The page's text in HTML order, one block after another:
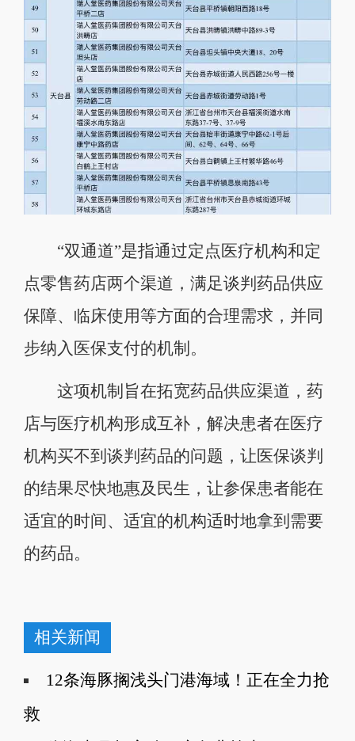
“双通道”是指通过定点医疗机构和定
点零售药店两个渠道，满足谈判药品供应
保障、临床使用等方面的合理需求，并同
步纳入医保支付的机制。
这项机制旨在拓宽药品供应渠道，药
店与医疗机构形成互补，解决患者在医疗
机构买不到谈判药品的问题，让医保谈判
的结果尽快地惠及民生，让参保患者能在
适宜的时间、适宜的机构适时地拿到需要
的药品。
相关新闻
12条海豚搁浅头门港海域！正在全力抢
救